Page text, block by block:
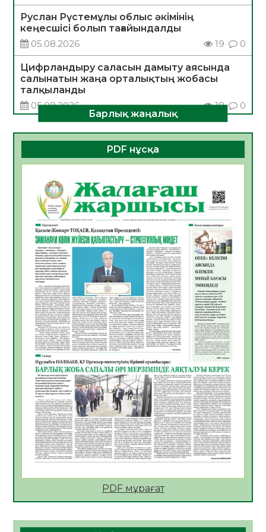
Руслан Рүстемұлы облыс әкімінің
кеңесшісі болып тағайындалды
05.08.2026
19 0
Цифрландыру саласын дамыту аясында
салынатын жаңа орталықтың жобасы
талқыланды
05.08.2026
18 0
құралдарының таныстырылымы өтті
05.08.2026
19 0
Қазақстандықтардың 72,3%-ы жаңа
Құрылтай үшін дауыс беруге дайын
05.08.2026
21
ӘРБІР ДАУЫС – ҚОҒАМ ДАМУЫНА
ҚОСЫЛҒАН ҮЛЕС
05.08.2026
27
ҚҰРЫЛТАЙ САЙЛАУЫ – БІРЛІК ПЕН
ЖАУАПКЕРШІЛІККЕ БАСТАЙТЫН ҚАДАМ
05.08.2026
26
Мектептен – Ұлттық ұлан сапына
04.08.2026
36
Үкіметтік емес ұйымдарға арналған
сыйлықақы конкурсына өтінім қабылдау
басталды
04.08.2026
40
Үкіметте Президенттің отандық тауарды
қолдау жөніндегі тапсырмаларының
жүзеге асырылу барысы қаралуда
Жазғы лагерьде оқушылармен
профилактикалық кездесу өтті
04.08.2026
48 0
Барлық жаңалық
PDF нұсқа
PDF мұрағат